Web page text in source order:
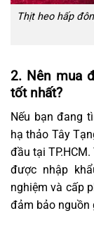
Thịt heo hấp
2. Nên mua
tốt nhất?
Nếu bạn đang
hạ thảo Tây
đầu tại
được nhập
nghiệm và cấp
đảm bảo nguồn